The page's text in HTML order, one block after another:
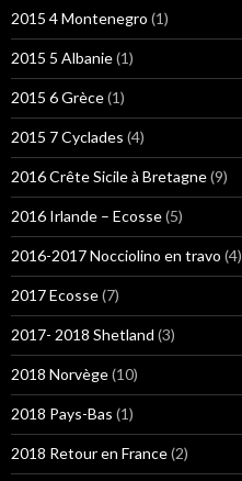
2015 4 Montenegro (1)
2015 5 Albanie(1)
2015 6 Grèce(1)
2015 7 Cyclades (4)
2016 Crête Sicile à Bretagne(9)
2016 Irlande – Ecosse(5)
2016-2017 Nocciolino en travo (4)
2017 Ecosse(7)
2017- 2018 Shetland (3)
2018 Norvège(10)
2018 Pays-Bas (1)
2018 Retour en France(2)